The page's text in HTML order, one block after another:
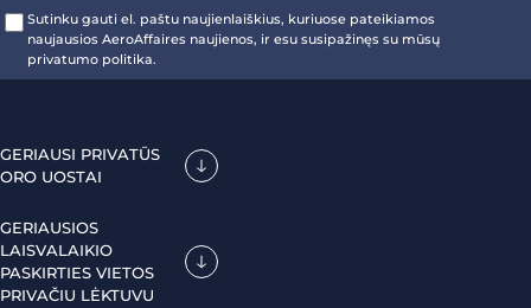
Sutinku gauti el. paštu naujienlaiškius, kuriuose pateikiamos
naujausios AeroAffaires naujienos, ir esu susipažinęs su mūsų
privatumo politika.
GERIAUSI PRIVATŪS
ORO UOSTAI
GERIAUSIOS
LAISVALAIKIO
PASKIRTIES VIETOS
PRIVAČIU LĖKTUVU